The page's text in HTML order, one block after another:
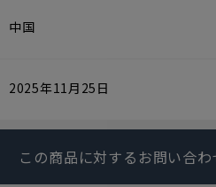
中国
2025年11月25日
この商品に対するお問い合わ